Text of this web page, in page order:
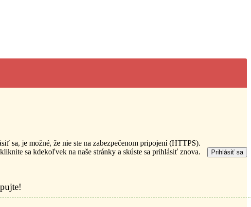
sa, je možné, že nie ste na zabezpečenom pripojení (HTTPS).
sa kdekoľvek na naše stránky a skúste sa prihlásiť znova.
Prihlásiť sa